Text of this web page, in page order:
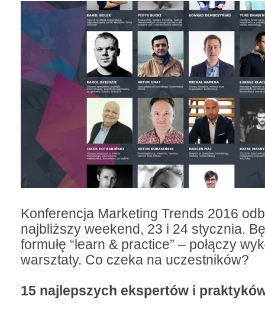
Konferencja Marketing Trends 2016
najbliższy weekend, 23 i 24 stycznia.
formułę “learn & practice” – połączy
warsztaty. Co czeka na uczestników?
15 najlepszych ekspertów i